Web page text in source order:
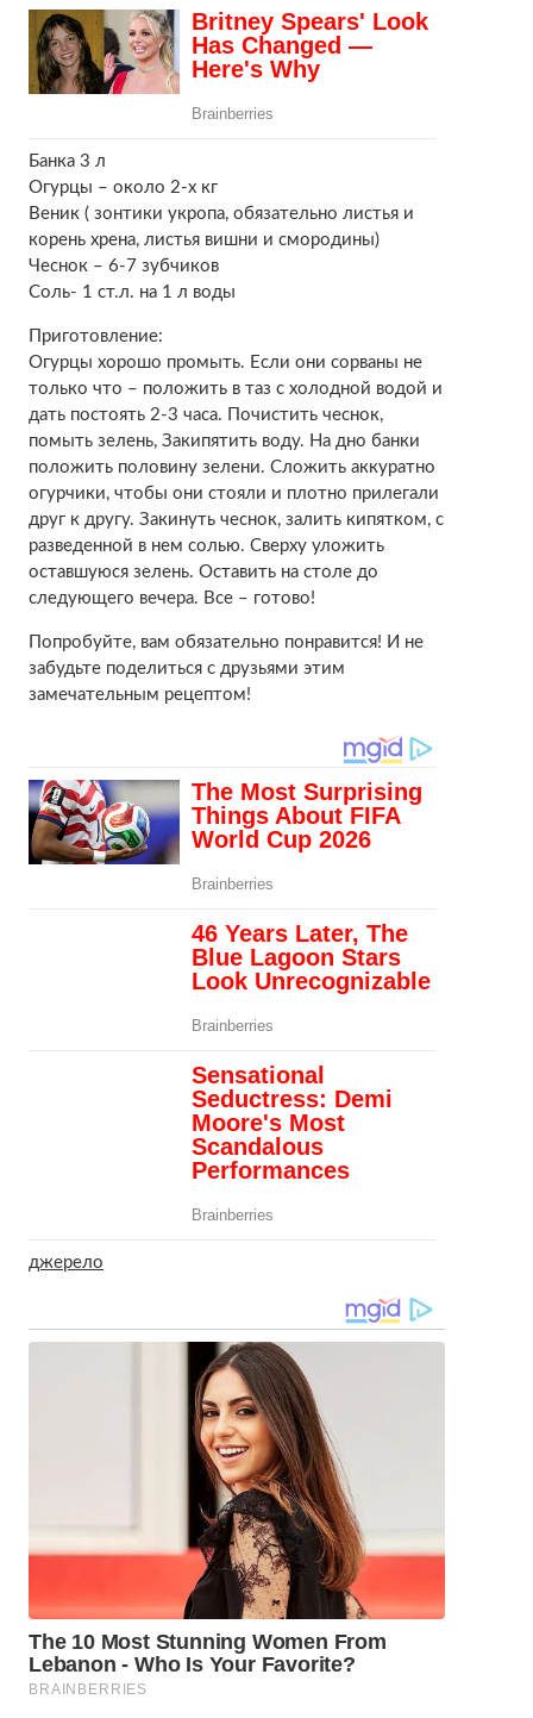
Банка 3 л
Огурцы – около 2-х кг
Веник ( зонтики укропа, обязательно листья и
корень хрена, листья вишни и смородины)
Чеснок – 6-7 зубчиков
Соль- 1 ст.л. на 1 л воды
Приготовление:
Огурцы хорошо промыть. Если они сорваны не
только что – положить в таз с холодной водой и
дать постоять 2-3 часа. Почистить чеснок,
помыть зелень, Закипятить воду. На дно банки
положить половину зелени. Сложить аккуратно
огурчики, чтобы они стояли и плотно прилегали
друг к другу. Закинуть чеснок, залить кипятком, с
разведенной в нем солью. Сверху уложить
оставшуюся зелень. Оставить на столе до
следующего вечера. Все – готово!
Попробуйте, вам обязательно понравится! И не
забудьте поделиться с друзьями этим
замечательным рецептом!
джерело